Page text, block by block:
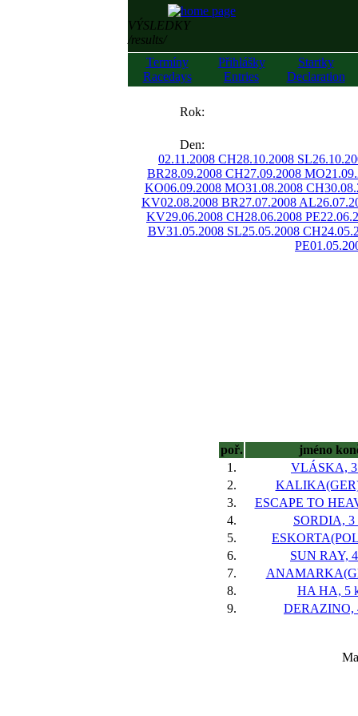
VÝSLEDKY
/results/
Termíny
Racedays
Přihlášky
Entries
Startky
Declaration
Rok:
Den:
02.11.2008 CH28.10.2008 SL
BR28.09.2008 CH27.09.2008 MO
KO06.09.2008 MO31.08.2008 CH
KV02.08.2008 BR27.07.2008 AL
KV29.06.2008 CH28.06.2008 PE
BV31.05.2008 SL25.05.2008 CH
PE
poř.
jméno
1.
VLÁSKA,
2.
3.
ESCAPE TO
4.
SORDIA, 3
5.
6.
SUN RAY,
7.
8.
HA HA, 5
9.
DERAZINO,